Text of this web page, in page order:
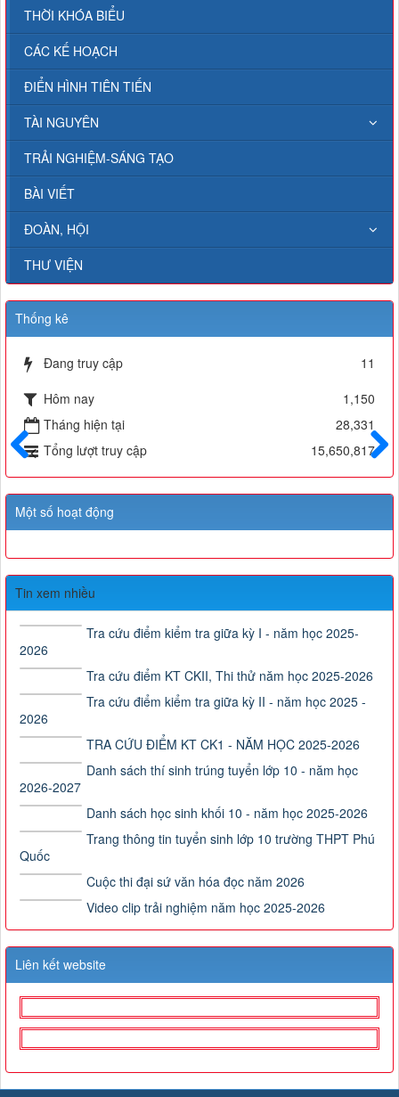
THỜI KHÓA BIỂU
CÁC KẾ HOẠCH
ĐIỂN HÌNH TIÊN TIẾN
TÀI NGUYÊN
TRẢI NGHIỆM-SÁNG TẠO
BÀI VIẾT
ĐOÀN, HỘI
THƯ VIỆN
Thống kê
Đang truy cập
11
Hôm nay
1,150
Tháng hiện tại
28,331
Tổng lượt truy cập
15,650,817
Một số hoạt động
Tin xem nhiều
Tra cứu điểm kiểm tra giữa kỳ I - năm học 2025-
2026
Tra cứu điểm KT CKII, Thi thử năm học 2025-2026
Tra cứu điểm kiểm tra giữa kỳ II - năm học 2025 -
2026
TRA CỨU ĐIỂM KT CK1 - NĂM HỌC 2025-2026
Danh sách thí sinh trúng tuyển lớp 10 - năm học
2026-2027
Danh sách học sinh khối 10 - năm học 2025-2026
Trang thông tin tuyển sinh lớp 10 trường THPT Phú
Quốc
Cuộc thi đại sứ văn hóa đọc năm 2026
Video clip trải nghiệm năm học 2025-2026
Liên kết website